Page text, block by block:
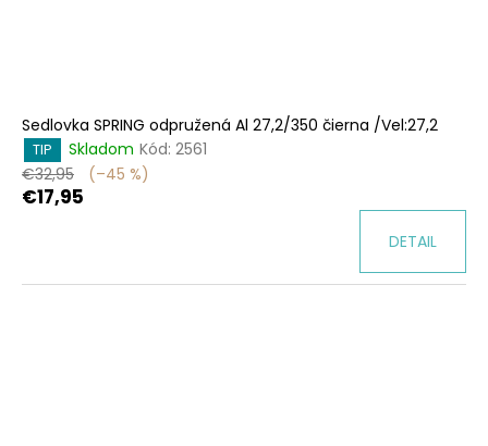
Sedlovka SPRING odpružená Al 27,2/350 čierna /Vel:27,2
TIP Skladom Kód: 2561
€32,95
(–45 %)
€17,95
DETAIL